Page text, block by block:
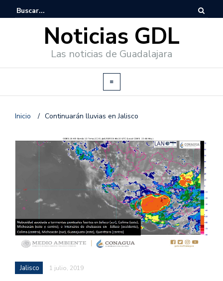
Noticias GDL
Las noticias de Guadalajara
Inicio / Continuarán lluvias en Jalisco
Jalisco 1 julio, 2019